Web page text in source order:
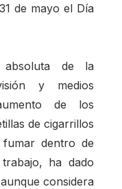
de mayo el Día
de la
y medios
de los
de cigarrillos
dentro de
ha dado
considera